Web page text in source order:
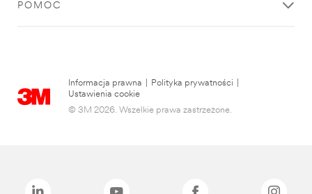
POMOC
Informacja prawna Polityka prywatności
Ustawienia cookie
© 3M 2026. Wszelkie prawa zastrzeżone.